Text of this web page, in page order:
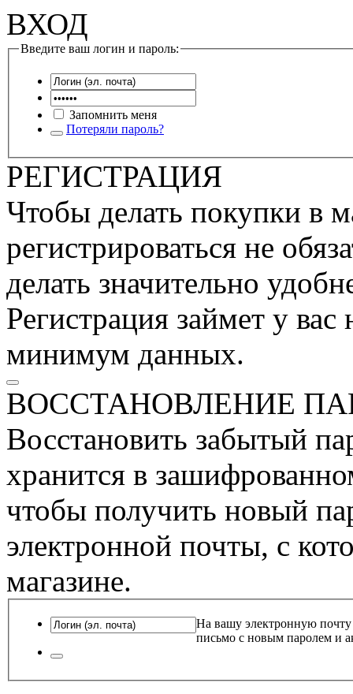
ВХОД
Введите ваш логин и пароль:
Запомнить меня
Потеряли пароль?
РЕГИСТРАЦИЯ
Чтобы делать покупки в
регистрироваться не
делать значительно
Регистрация займет у
минимум данных.
ВОССТАНОВЛЕНИЕ
Восстановить забытый
хранится в
чтобы получить новый
электронной почты, с
магазине.
На вашу электронную почту
письмо с новым паролем и